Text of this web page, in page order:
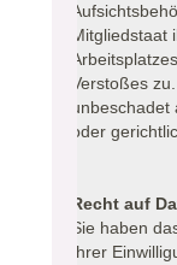
Mitgliedstaat
Verstoßes
oder
Recht auf
Sie haben
Ihrer